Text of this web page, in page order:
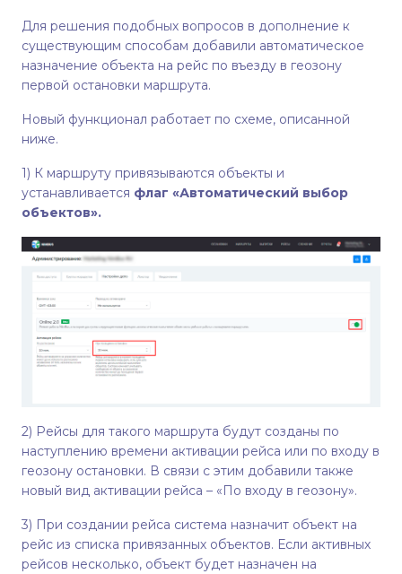
Для решения подобных вопросов в дополнение к
существующим способам добавили автоматическое
назначение объекта на рейс по въезду в геозону
первой остановки маршрута.
Новый функционал работает по схеме, описанной
ниже.
1) К маршруту привязываются объекты и
устанавливается флаг «Автоматический выбор
объектов».
2) Рейсы для такого маршрута будут созданы по
наступлению времени активации рейса или по входу в
геозону остановки. В связи с этим добавили также
новый вид активации рейса – «По входу в геозону».
3) При создании рейса система назначит объект на
рейс из списка привязанных объектов. Если активных
рейсов несколько, объект будет назначен на